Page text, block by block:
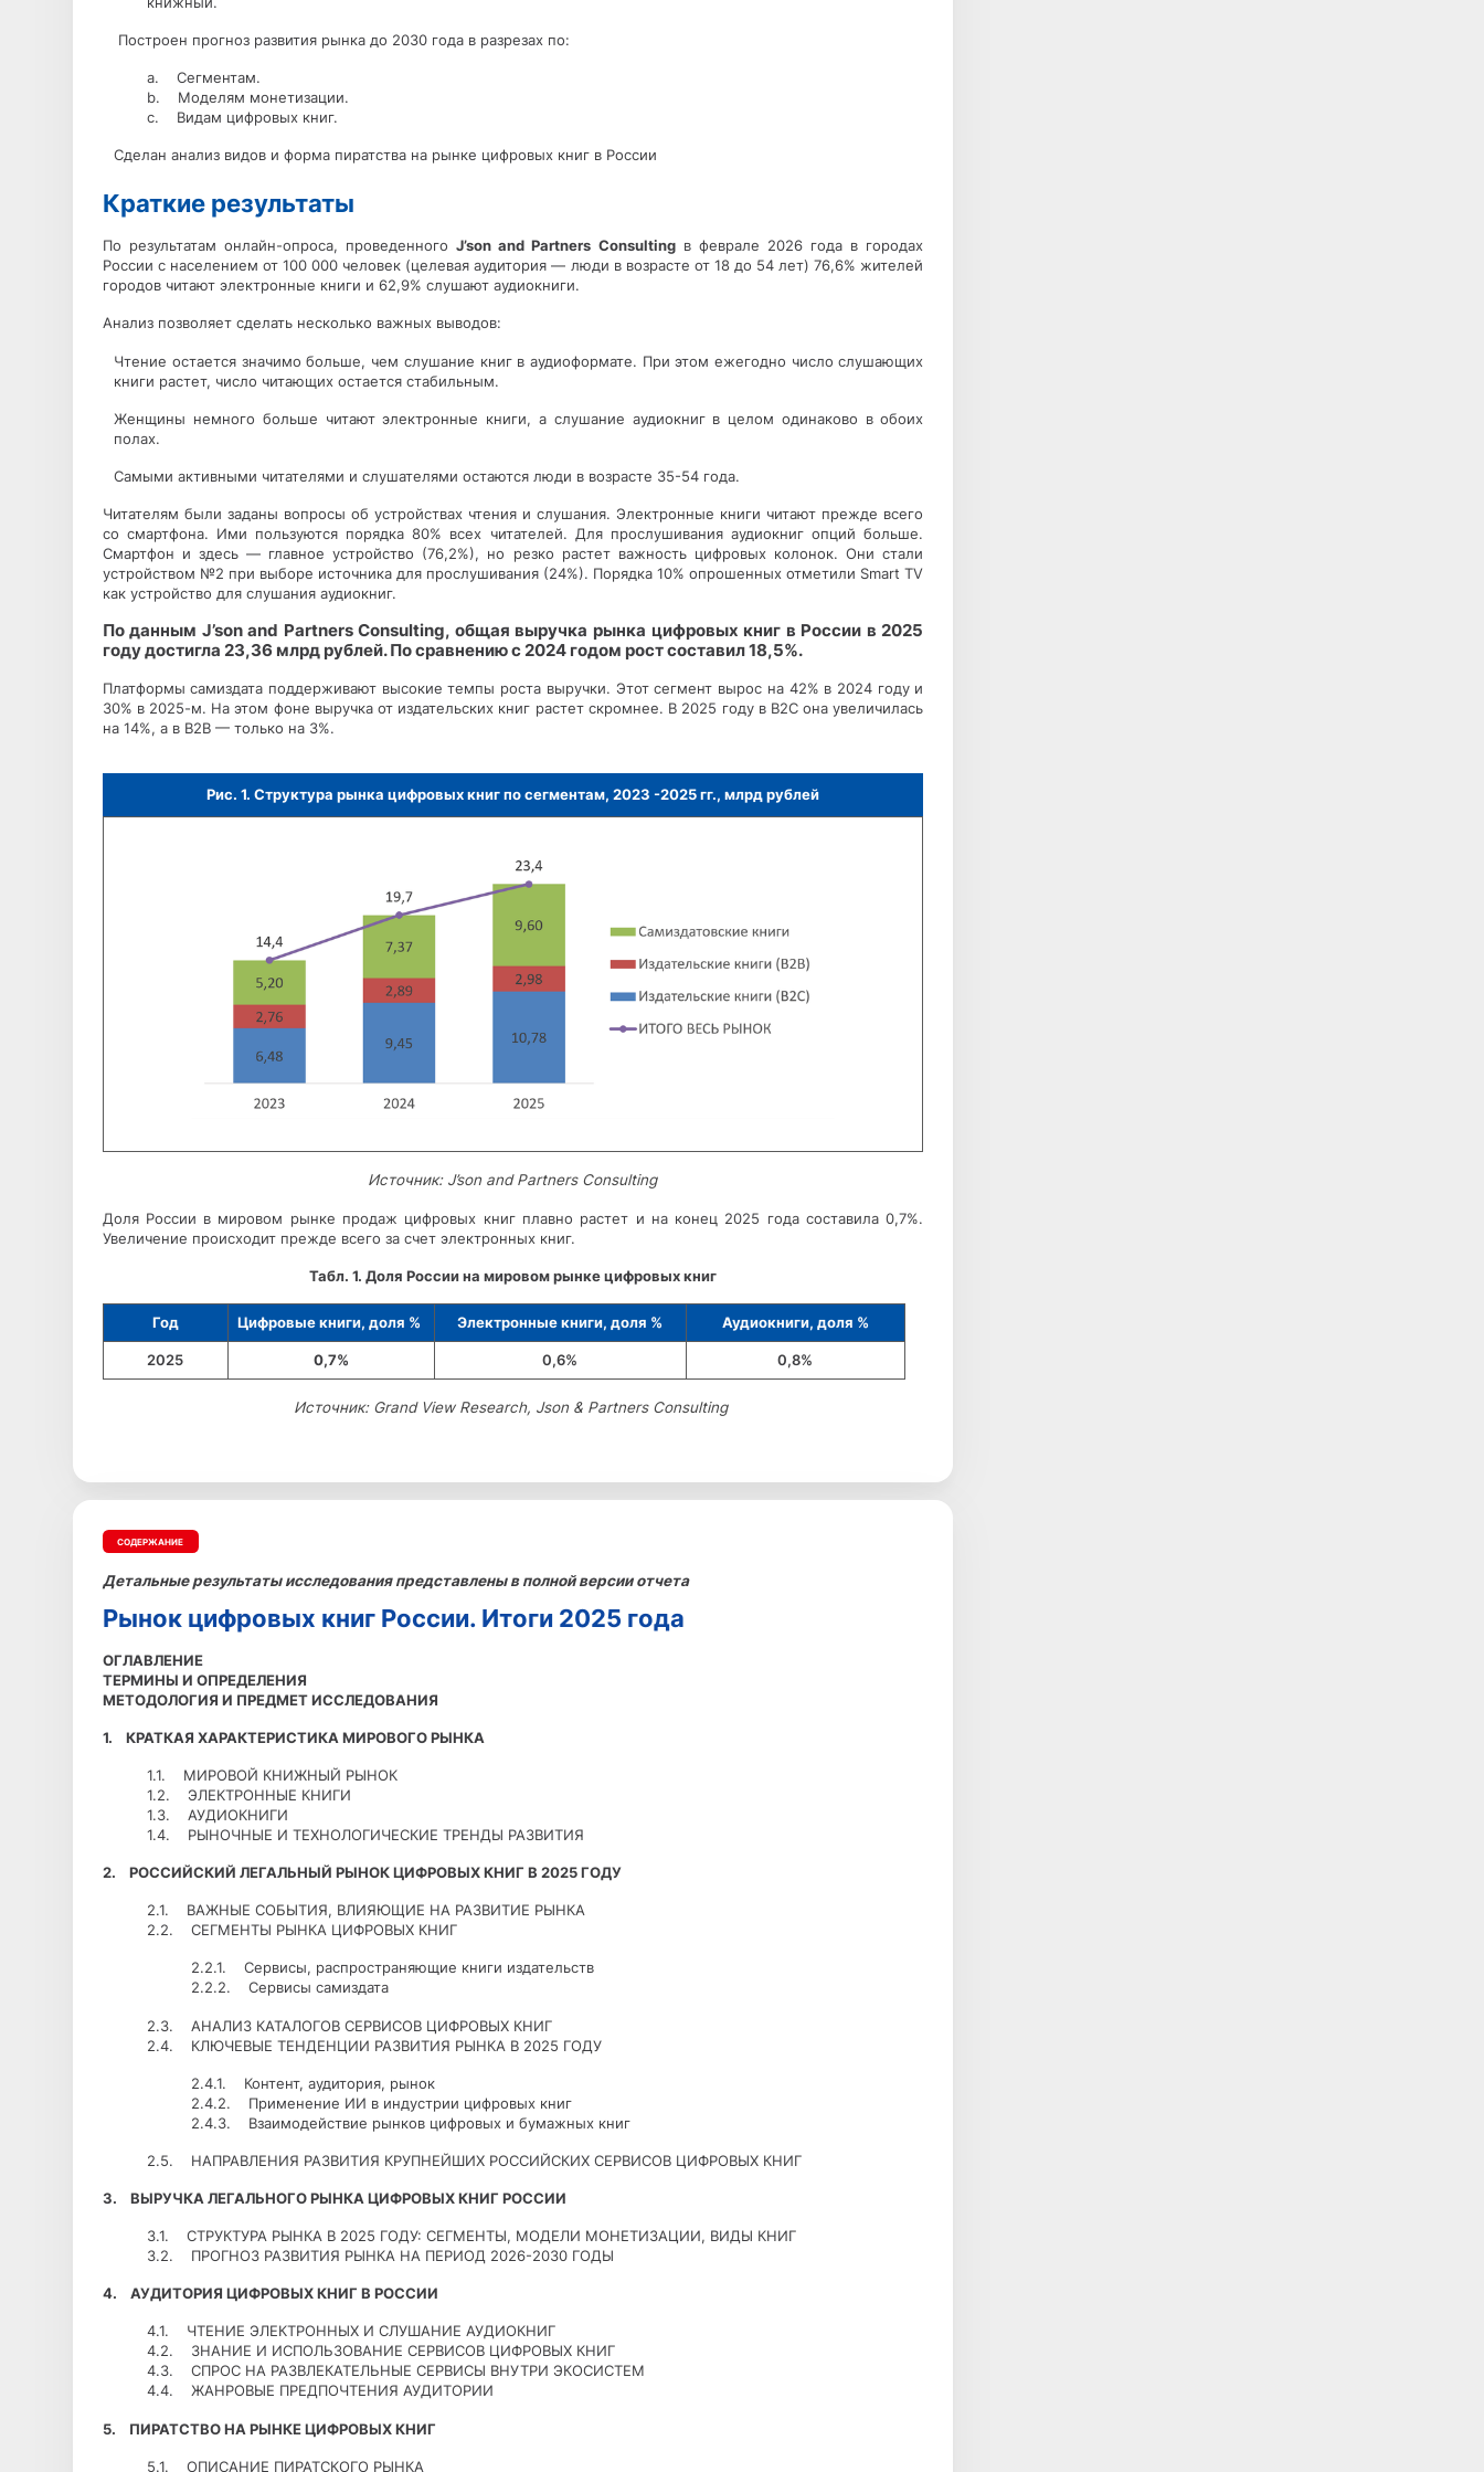
Построен прогноз развития рынка до 2030 года в разрезах по:
a. Сегментам.
b. Моделям монетизации.
c. Видам цифровых книг.
Сделан анализ видов и форма пиратства на рынке цифровых книг в России
Краткие результаты
По результатам онлайн-опроса, проведенногоJ’son and Partners Consultingв феврале 2026 года в городах
России с населением от 100 000 человек (целевая аудитория — люди в возрасте от 18 до 54 лет) 76,6% жителей
городов читают электронные книги и 62,9% слушают аудиокниги.
Анализ позволяет сделать несколько важных выводов:
Чтение остается значимо больше, чем слушание книг в аудиоформате. При этом ежегодно число слушающих
книги растет, число читающих остается стабильным.
Женщины немного больше читают электронные книги, а слушание аудиокниг в целом одинаково в обоих
полах.
Самыми активными читателями и слушателями остаются люди в возрасте 35-54 года.
Читателям были заданы вопросы об устройствах чтения и слушания. Электронные книги читают прежде всего
со смартфона. Ими пользуются порядка 80% всех читателей. Для прослушивания аудиокниг опций больше.
Смартфон и здесь — главное устройство (76,2%), но резко растет важность цифровых колонок. Они стали
устройством №2 при выборе источника для прослушивания (24%). Порядка 10% опрошенных отметили Smart TV
как устройство для слушания аудиокниг.
По данным J’son and Partners Consulting, общая выручка рынка цифровых книг в России в 2025
году достигла 23,36 млрд рублей. По сравнению с 2024 годом рост составил 18,5%.
Платформы самиздата поддерживают высокие темпы роста выручки. Этот сегмент вырос на 42% в 2024 году и
30% в 2025-м. На этом фоне выручка от издательских книг растет скромнее. В 2025 году в B2C она увеличилась
на 14%, а в В2В — только на 3%.
Рис. 1. Структура рынка цифровых книг по сегментам, 2023 -2025 гг., млрд рублей
Источник: J’son and Partners Consulting
Доля России в мировом рынке продаж цифровых книг плавно растет и на конец 2025 года составила 0,7%.
Увеличение происходит прежде всего за счет электронных книг.
Табл. 1. Доля России на мировом рынке цифровых книг
Год Цифровые книги, доля % Электронные книги, доля % Аудиокниги, доля %
2025 0,7% 0,6% 0,8%
Источник: Grand View Research, Json & Partners Consulting
СОДЕРЖАНИЕ
Детальные результаты исследования представлены в полной версии отчета
Рынок цифровых книг России. Итоги 2025 года
ОГЛАВЛЕНИЕ
ТЕРМИНЫ И ОПРЕДЕЛЕНИЯ
МЕТОДОЛОГИЯ И ПРЕДМЕТ ИССЛЕДОВАНИЯ
1. КРАТКАЯ ХАРАКТЕРИСТИКА МИРОВОГО РЫНКА
1.1. МИРОВОЙ КНИЖНЫЙ РЫНОК
1.2. ЭЛЕКТРОННЫЕ КНИГИ
1.3. АУДИОКНИГИ
1.4. РЫНОЧНЫЕ И ТЕХНОЛОГИЧЕСКИЕ ТРЕНДЫ РАЗВИТИЯ
2. РОССИЙСКИЙ ЛЕГАЛЬНЫЙ РЫНОК ЦИФРОВЫХ КНИГ В 2025 ГОДУ
2.1. ВАЖНЫЕ СОБЫТИЯ, ВЛИЯЮЩИЕ НА РАЗВИТИЕ РЫНКА
2.2. СЕГМЕНТЫ РЫНКА ЦИФРОВЫХ КНИГ
2.2.1. Сервисы, распространяющие книги издательств
2.2.2. Сервисы самиздата
2.3. АНАЛИЗ КАТАЛОГОВ СЕРВИСОВ ЦИФРОВЫХ КНИГ
2.4. КЛЮЧЕВЫЕ ТЕНДЕНЦИИ РАЗВИТИЯ РЫНКА В 2025 ГОДУ
2.4.1. Контент, аудитория, рынок
2.4.2. Применение ИИ в индустрии цифровых книг
2.4.3. Взаимодействие рынков цифровых и бумажных книг
2.5. НАПРАВЛЕНИЯ РАЗВИТИЯ КРУПНЕЙШИХ РОССИЙСКИХ СЕРВИСОВ ЦИФРОВЫХ КНИГ
3. ВЫРУЧКА ЛЕГАЛЬНОГО РЫНКА ЦИФРОВЫХ КНИГ РОССИИ
3.1. СТРУКТУРА РЫНКА В 2025 ГОДУ: СЕГМЕНТЫ, МОДЕЛИ МОНЕТИЗАЦИИ, ВИДЫ КНИГ
3.2. ПРОГНОЗ РАЗВИТИЯ РЫНКА НА ПЕРИОД 2026-2030 ГОДЫ
4. АУДИТОРИЯ ЦИФРОВЫХ КНИГ В РОССИИ
4.1. ЧТЕНИЕ ЭЛЕКТРОННЫХ И СЛУШАНИЕ АУДИОКНИГ
4.2. ЗНАНИЕ И ИСПОЛЬЗОВАНИЕ СЕРВИСОВ ЦИФРОВЫХ КНИГ
4.3. СПРОС НА РАЗВЛЕКАТЕЛЬНЫЕ СЕРВИСЫ ВНУТРИ ЭКОСИСТЕМ
4.4. ЖАНРОВЫЕ ПРЕДПОЧТЕНИЯ АУДИТОРИИ
5. ПИРАТСТВО НА РЫНКЕ ЦИФРОВЫХ КНИГ
5.1. ОПИСАНИЕ ПИРАТСКОГО РЫНКА